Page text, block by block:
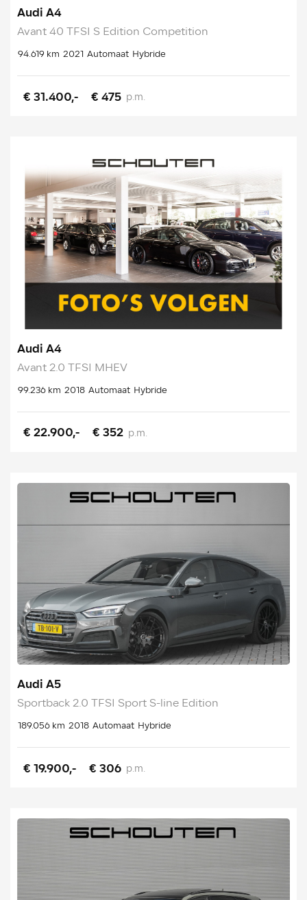
Audi A4
Avant 40 TFSI S Edition Competition
94.619 km 2021 Automaat Hybride
€ 31.400,- € 475 p.m.
Audi A4
Avant 2.0 TFSI MHEV
99.236 km 2018 Automaat Hybride
€ 22.900,- € 352 p.m.
Audi A5
Sportback 2.0 TFSI Sport S-line Edition
189.056 km 2018 Automaat Hybride
€ 19.900,- € 306 p.m.